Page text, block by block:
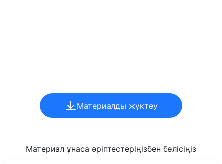
Материалды жүктеу
Материал ұнаса әріптестеріңізбен бөлісіңіз